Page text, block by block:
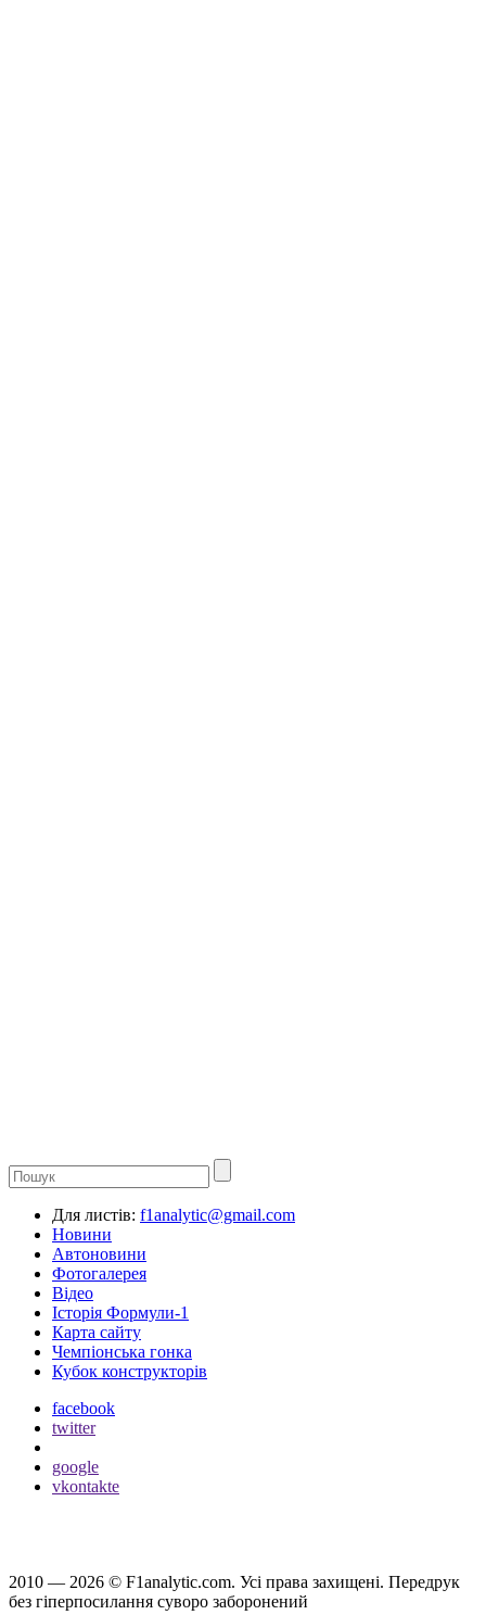
Для листів: f1analytic@gmail.com
Новини
Автоновини
Фотогалерея
Відео
Історія Формули-1
Карта сайту
Чемпіонська гонка
Кубок конструкторів
facebook
twitter
google
vkontakte
2010 — 2026 © F1analytic.com. Усi права захищенi. Передрук
без гіперпосилання суворо заборонений